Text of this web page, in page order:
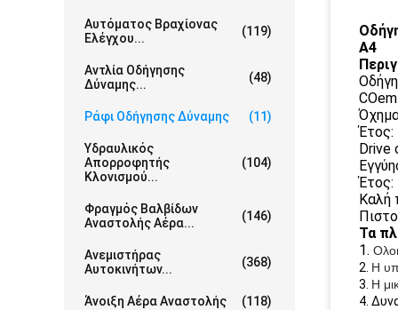
Αυτόματος Βραχίονας
Ελέγχου...
(119)
Αντλία Οδήγησης
Δύναμης...
(48)
Ράφι Οδήγησης Δύναμης (11)
Υδραυλικός
Απορροφητής
Κλονισμού...
(104)
Φραγμός Βαλβίδων
Αναστολής Αέρα...
(146)
Ανεμιστήρας
Αυτοκινήτων...
(368)
Άνοιξη Αέρα Αναστολής (118)
A4
Έτος:
Drive
Έτος:
Καλή
Τα
1.
2. Η
3. Η
4.